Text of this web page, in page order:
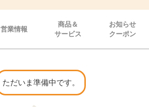
営業情報
商品＆
サービス
お知らせ
クーポン
ただいま準備中です。